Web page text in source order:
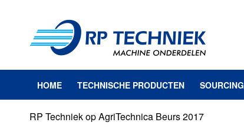
HOME TECHNISCHE PRODUCTEN SOURCING
RP Techniek op AgriTechnica Beurs 2017